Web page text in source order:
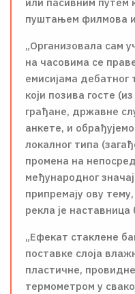
пуштањем филмова
„Оргaнизовала сам
на часовима се
емисијама
који позива госте
грађане, државне
анкете, и
локалног типа
промена на
међународног
припремају ову
рекла је
„Ефекат стаклене
поставке слоја
пластичне,
термометром у